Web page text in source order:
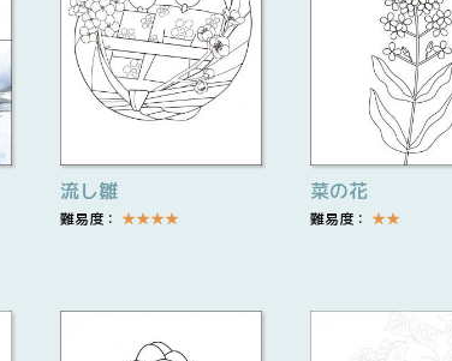
流し雛
難易度： ★★★★
菜の花
難易度： ★★